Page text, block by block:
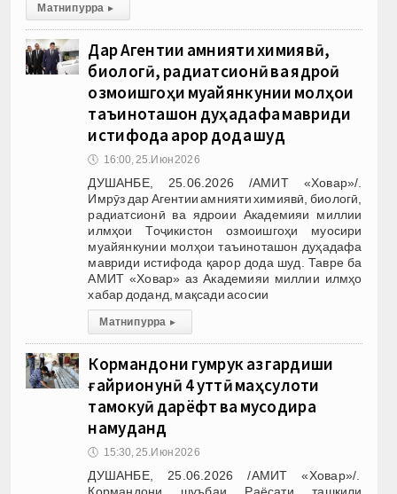
Матни пурра ▸
Дар Агентии амнияти химиявӣ,
биологӣ, радиатсионӣ ва ядроӣ
озмоишгоҳи муайянкунии молҳои
таъиноташон дуҳадафа мавриди
истифода қарор дода шуд
🕔 16:00, 25.Июн 2026
ДУШАНБЕ, 25.06.2026 /АМИТ «Ховар»/.
Имрӯз дар Агентии амнияти химиявӣ, биологӣ,
радиатсионӣ ва ядроии Академияи миллии
илмҳои Тоҷикистон озмоишгоҳи муосири
муайянкунии молҳои таъиноташон дуҳадафа
мавриди истифода қарор дода шуд. Тавре ба
АМИТ «Ховар» аз Академияи миллии илмҳо
хабар доданд, мақсади асосии
Матни пурра ▸
Кормандони гумрук аз гардиши
ғайриқонунӣ 4 қуттӣ маҳсулоти
тамокуӣ дарёфт ва мусодира
намуданд
🕔 15:30, 25.Июн 2026
ДУШАНБЕ, 25.06.2026 /АМИТ «Ховар»/.